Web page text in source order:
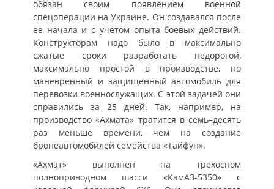
обязан своим появлением военной
спецоперации на Украине. Он создавался после
ее начала и с учетом опыта боевых действий.
Конструкторам надо было в максимально
сжатые сроки разработать недорогой,
максимально простой в производстве, но
маневренный и защищенный автомобиль для
перевозки военнослужащих. С этой задачей они
справились за 25 дней. Так, например, на
производство «Ахмата» тратится в семь–десять
раз меньше времени, чем на создание
бронеавтомобилей семейства «Тайфун».
«Ахмат» выполнен на трехосном
полноприводном шасси «КамАЗ-5350» с